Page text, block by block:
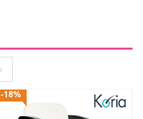
-18%